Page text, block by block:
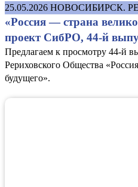
25.05.2026 НОВОСИБИРСК.
«Россия — страна
проект СибРО, 44-й
Предлагаем к просмотру 44-й
Рериховского Общества
будущего».